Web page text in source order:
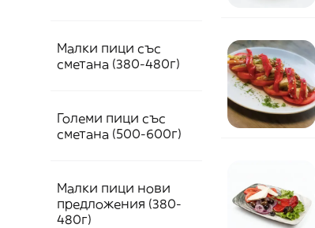
Малки пици със
сметана (380-480г)
Големи пици със
сметана (500-600г)
Малки пици нови
предложения (380-
480г)